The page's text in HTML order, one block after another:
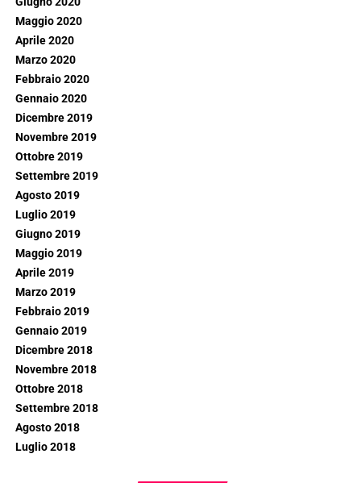
Maggio 2020
Aprile 2020
Marzo 2020
Febbraio 2020
Gennaio 2020
Dicembre 2019
Novembre 2019
Ottobre 2019
Settembre 2019
Agosto 2019
Luglio 2019
Giugno 2019
Maggio 2019
Aprile 2019
Marzo 2019
Febbraio 2019
Gennaio 2019
Dicembre 2018
Novembre 2018
Ottobre 2018
Settembre 2018
Agosto 2018
Luglio 2018